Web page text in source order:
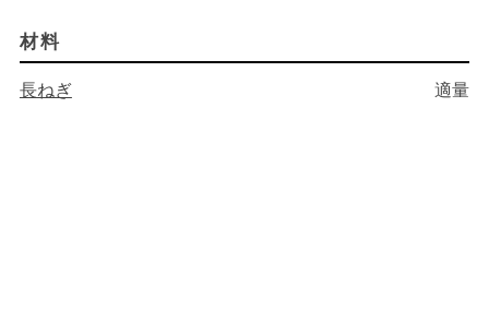
材料
長ねぎ 適量